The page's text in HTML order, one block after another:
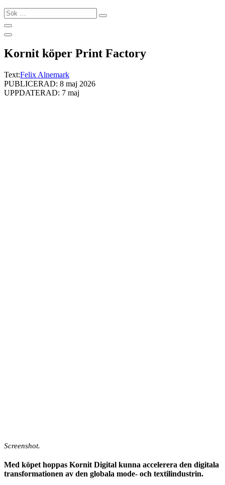
Sök
…
Kornit köper Print Factory
Text:Felix Alnemark
PUBLICERAD: 8 maj 2026
UPPDATERAD: 7 maj
Screenshot.
Med köpet hoppas Kornit Digital kunna accelerera den digitala
transformationen av den globala mode- och textilindustrin.